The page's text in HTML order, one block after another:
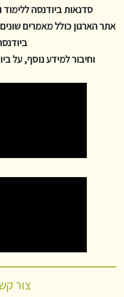
סדנאות ביודנסה
אתר הארגון כולל מאמרים
וחיבור למידע נוסף, על
צור